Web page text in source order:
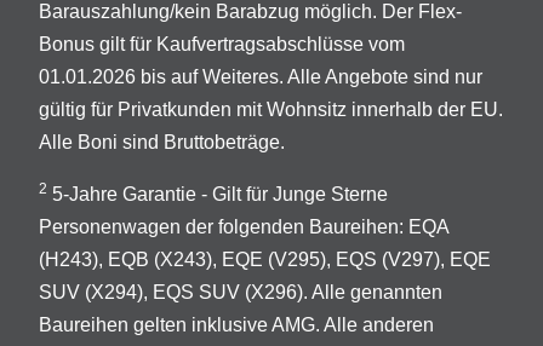
Barauszahlung/kein Barabzug möglich. Der Flex-
Bonus gilt für Kaufvertragsabschlüsse vom
01.01.2026 bis auf Weiteres. Alle Angebote sind nur
gültig für Privatkunden mit Wohnsitz innerhalb der EU.
Alle Boni sind Bruttobeträge.
2 5-Jahre Garantie - Gilt für Junge Sterne
Personenwagen der folgenden Baureihen: EQA
(H243), EQB (X243), EQE (V295), EQS (V297), EQE
SUV (X294), EQS SUV (X296). Alle genannten
Baureihen gelten inklusive AMG. Alle anderen